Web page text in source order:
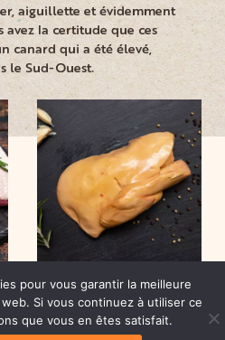
aiguillette et évidemment
avez la certitude que ces
canard qui a été élevé,
le Sud-Ouest.
pour vous garantir la meilleure
Si vous continuez à utiliser ce
que vous en êtes satisfait.